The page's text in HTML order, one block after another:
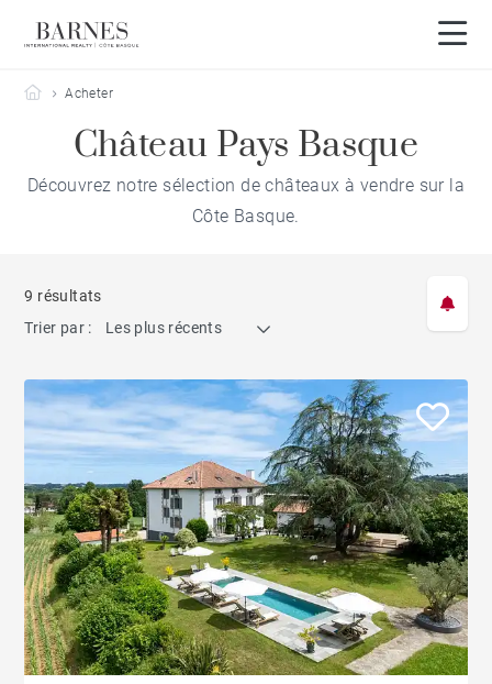
Barnes Côte Basque
Acheter
Château Pays Basque
Découvrez notre sélection de châteaux à vendre sur la
Côte Basque.
9 résultats
Trier par :
Les plus récents